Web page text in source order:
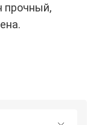
прочный,